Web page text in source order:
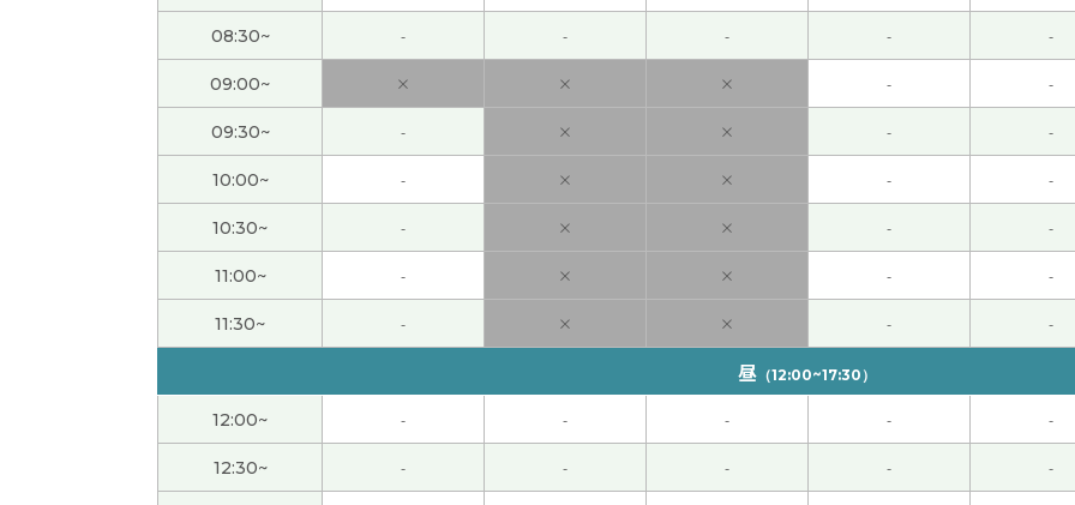
谢谢您的课。我也觉得歇后语很有意思。努力学成语、俗话等。下次也请多关照。 ( 50代 男性 )
第二天日记里我先爬岳麓山在座卧铺车😊 你开车去长沙吗？
谢谢您在上课时耐心细致地为我讲解。真的非常感谢您！我很喜欢一个人旅行，还想再去中国。以后也请多多关
谢谢您的课。这两节课您也辛苦了。我上您的课很开心。下次也请多关照。
谢谢您的课。我很感谢您特意造很多句。您的例句很容易理解。下次也请多关照。( 50代 男性 )
谢谢您的课。我也平时三天打渔两天晒网的事情很多。有很多懒惰的事情。可是、努力克服自己。下次也请多
期待等待我在重庆吃重庆小面的感受！ ( 60代 男性 )
谢谢您的课。我感谢您做很多例句。我打算复习很多次、渐渐地记住成语等。下次也请多关照。( 50代 男性 )
08:30~ - - - - -
09:00~ × × × - -
09:30~ - × × - -
10:00~ - × × - -
10:30~ - × × - -
11:00~ - × × - -
11:30~ - × × - -
昼（12:00~17:30）
12:00~ - - - - -
12:30~ - - - - -